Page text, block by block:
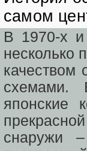
самом
В 1970-х и
несколько
качеством
схемами.
японские
снаружи